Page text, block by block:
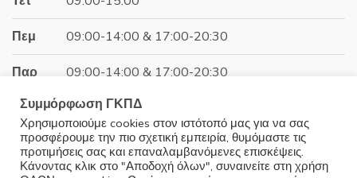
Πεμ 09:00-14:00 & 17:00-20:30
Παρ 09:00-14:00 & 17:00-20:30
Σαβ 09:00-15:00
Κυρ Κλειστά
Συμμόρφωση ΓΚΠΔ
Χρησιμοποιούμε cookies στον ιστότοπό μας για να σας
προσφέρουμε την πιο σχετική εμπειρία, θυμόμαστε τις
προτιμήσεις σας και επαναλαμβανόμενες επισκέψεις.
Κάνοντας κλικ στο "Αποδοχή όλων", συναινείτε στη χρήση